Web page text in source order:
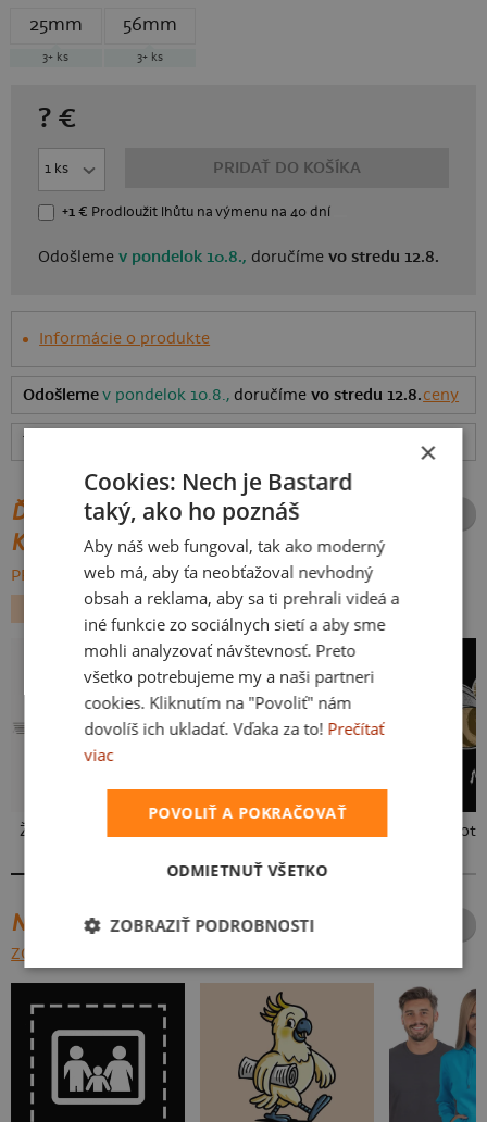
25mm
3+ ks
56mm
3+ ks
? €
PRIDAŤ DO KOŠÍKA
+1 € Prodloužit lhůtuna výmenu na 40 dní
Odošlemev pondelok 10.8., doručímevo stredu 12.8.
Informácie o produkte
Odošlemev pondelok 10.8., doručímevo stredu 12.8.ceny
rozmery
ĎALŠIE POTLAČE Z ROVNAKEJ
KATEGÓRIE
PREHĽADÁVAŤ VŠETKO:
Žijem muzikou Punks Not
NAJPREDÁVANEJŠIE POTLAČE
ZOBRAZIŤ VŠETKY
×
Cookies: Nech je Bastard
taký, ako ho poznáš
Aby náš web fungoval, tak ako moderný
web má, aby ťa neobťažoval nevhodný
obsah a reklama, aby sa ti prehrali videá a
iné funkcie zo sociálnych sietí a aby sme
mohli analyzovať návštevnosť. Preto
všetko potrebujeme my a naši partneri
cookies. Kliknutím na "Povoliť" nám
dovolíš ich ukladať. Vďaka za to! Prečítať
viac
POVOLIŤ A POKRAČOVAŤ
ODMIETNUŤ VŠETKO
ZOBRAZIŤ PODROBNOSTI